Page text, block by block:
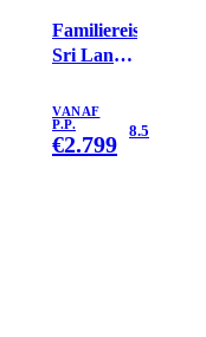
Familiereis
Sri Lanka
VANAF
P.P.
€2.799 8.5